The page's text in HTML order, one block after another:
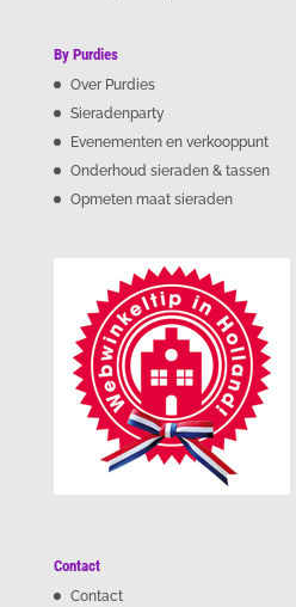
By Purdies
Over Purdies
Sieradenparty
Evenementen en verkooppunt
Onderhoud sieraden & tassen
Opmeten maat sieraden
Contact
Contact